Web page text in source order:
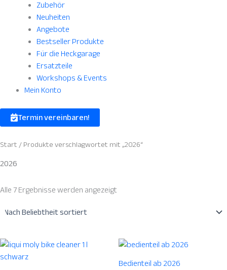
Zubehör
Neuheiten
Angebote
Bestseller Produkte
Für die Heckgarage
Ersatzteile
Workshops & Events
Mein Konto
Termin vereinbaren!
Start / Produkte verschlagwortet mit „2026“
2026
Alle 7 Ergebnisse werden angezeigt
Bedienteil ab 2026